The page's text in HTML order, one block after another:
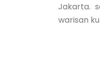
Jakarta.
warisan